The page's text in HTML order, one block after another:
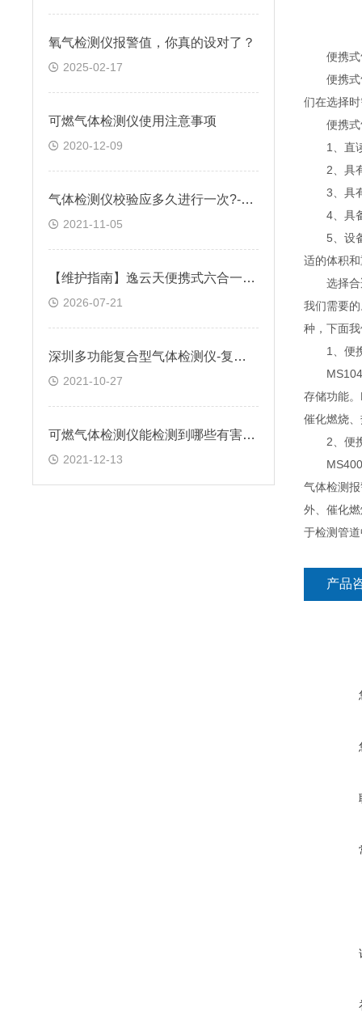
氧气检测仪报警值，你真的设对了？
2025-02-17
可燃气体检测仪使用注意事项
2020-12-09
气体检测仪校验应多久进行一次?-逸云天
2021-11-05
【维护指南】逸云天便携式六合一气体检测仪日常巡检与维保要点
2026-07-21
深圳多功能复合型气体检测仪-复合型有毒有害气体检测仪-逸云天
2021-10-27
可燃气体检测仪能检测到哪些有害气体?
2021-12-13
便携式气
便携式气
们在选择
便携式
1、直读
2、具有
3、具有
4、具备
5、设备
适的体积
选择合适
我们需要
种，下面
1、便携
MS104K
存储功能
催化燃烧
2、便携
MS400便
气体检测
外、催化
于检测管
产品